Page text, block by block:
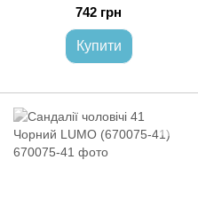
742 грн
Купити